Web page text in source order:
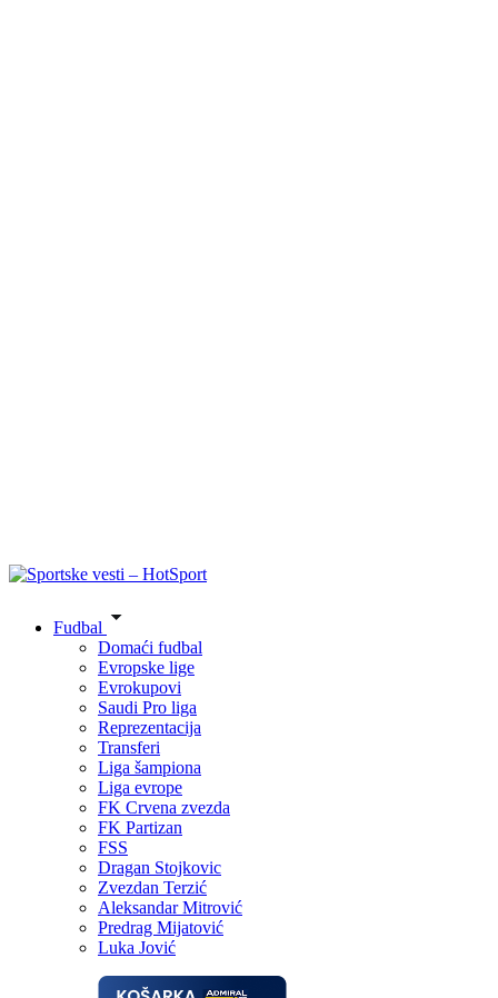
Fudbal
Domaći fudbal
Evropske lige
Evrokupovi
Saudi Pro liga
Reprezentacija
Transferi
Liga šampiona
Liga evrope
FK Crvena zvezda
FK Partizan
FSS
Dragan Stojkovic
Zvezdan Terzić
Aleksandar Mitrović
Predrag Mijatović
Luka Jović